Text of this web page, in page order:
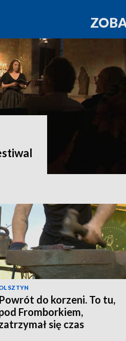
Powrót do korzeni. To tu,
Fromborkiem,
się czas